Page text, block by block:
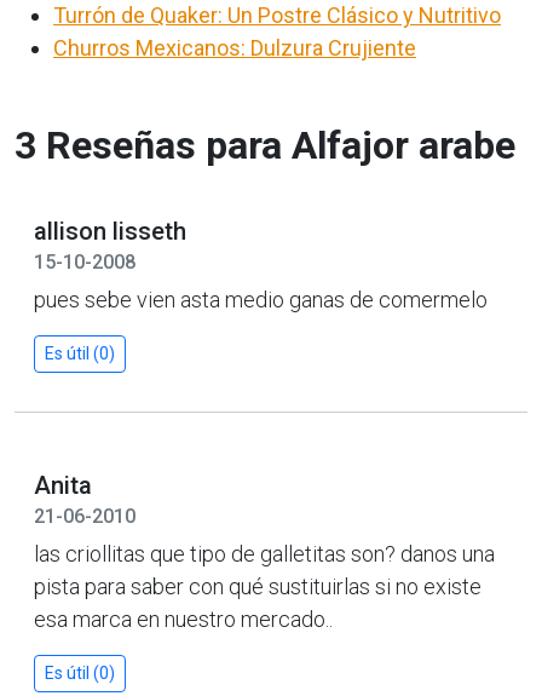
Turrón de Quaker: Un Postre Clásico y Nutritivo
Churros Mexicanos: Dulzura Crujiente
3 Reseñas para Alfajor arabe
allison lisseth
15-10-2008
pues sebe vien asta medio ganas de comermelo
Es útil (0)
Anita
21-06-2010
las criollitas que tipo de galletitas son? danos una
pista para saber con qué sustituirlas si no existe
esa marca en nuestro mercado..
Es útil (0)